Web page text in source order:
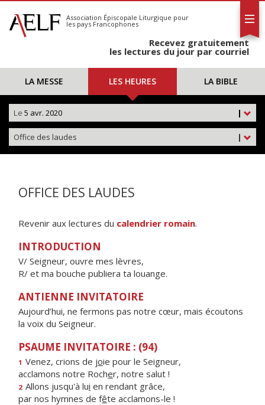
S'abonner
Calendrier
Association Épiscopale Liturgique pour
les pays Francophones
Recevez gratuitement
les lectures du jour par courriel
LA MESSE LES HEURES LA BIBLE
|
Le 5 avr. 2020
|
Office des laudes
OFFICE DES LAUDES
Revenir aux lectures du calendrier romain.
INTRODUCTION
V/ Seigneur, ouvre mes lèvres,
R/ et ma bouche publiera ta louange.
ANTIENNE INVITATOIRE
Aujourd’hui, ne fermons pas notre cœur, mais écoutons
la voix du Seigneur.
PSAUME INVITATOIRE : (94)
1 Venez, crions de joie pour le Seigneur,
acclamons notre Rocher, notre salut !
2 Allons jusqu'à lui en rendant grâce,
par nos hymnes de fête acclamons-le !